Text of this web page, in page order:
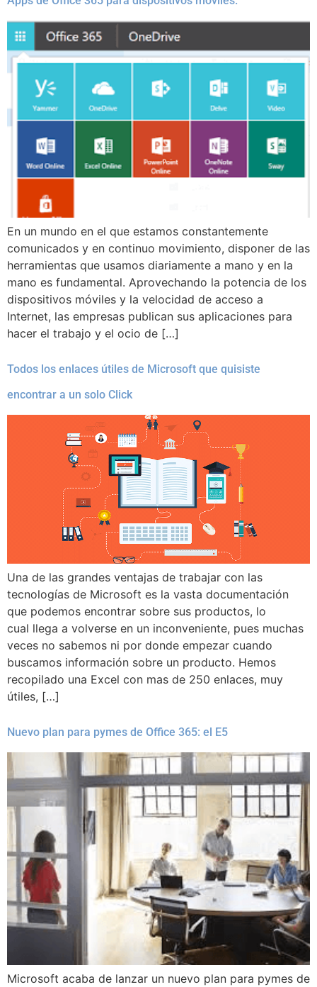
En un mundo en el que estamos constantemente
comunicados y en continuo movimiento, disponer de las
herramientas que usamos diariamente a mano y en la
mano es fundamental. Aprovechando la potencia de los
dispositivos móviles y la velocidad de acceso a
Internet, las empresas publican sus aplicaciones para
hacer el trabajo y el ocio de […]
Todos los enlaces útiles de Microsoft que quisiste
encontrar a un solo Click
Una de las grandes ventajas de trabajar con las
tecnologías de Microsoft es la vasta documentación
que podemos encontrar sobre sus productos, lo
cual llega a volverse en un inconveniente, pues muchas
veces no sabemos ni por donde empezar cuando
buscamos información sobre un producto. Hemos
recopilado una Excel con mas de 250 enlaces, muy
útiles, […]
Nuevo plan para pymes de Office 365: el E5
Microsoft acaba de lanzar un nuevo plan para pymes de